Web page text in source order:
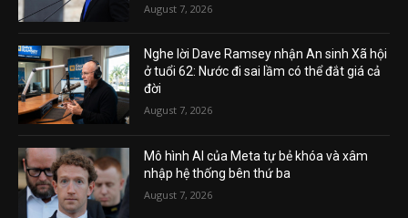
August 7, 2026
Nghe lời Dave Ramsey nhận An sinh Xã hội
ở tuổi 62: Nước đi sai lầm có thể đắt giá cả
đời
August 7, 2026
Mô hình AI của Meta tự bẻ khóa và xâm
nhập hệ thống bên thứ ba
August 7, 2026